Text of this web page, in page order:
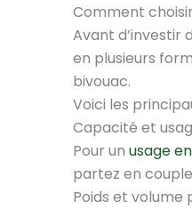
Comment
Avant d’investir
en plusieurs
bivouac.
Voici les
Capacité et
Pour un usage
partez en
Poids et volume